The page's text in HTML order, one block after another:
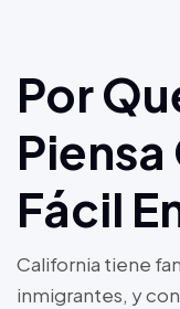
Por
Piensa
Fácil
California tiene
inmigrantes, y